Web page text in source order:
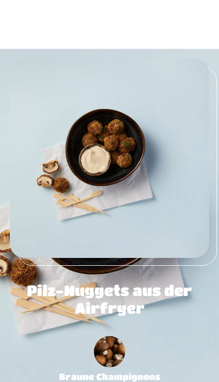
Pilz-Nuggets aus der
Airfryer
Braune Champignons